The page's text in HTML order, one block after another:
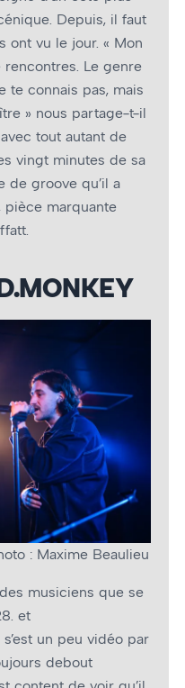
Depuis, il faut
ont vu le jour. « Mon
rencontres. Le genre
te connais pas, mais
» nous partage-t-il
tout autant de
vingt minutes de sa
de groove qu’il a
pièce marquante
: Maxime Beaulieu
musiciens que se
et
un peu vidéo par
debout